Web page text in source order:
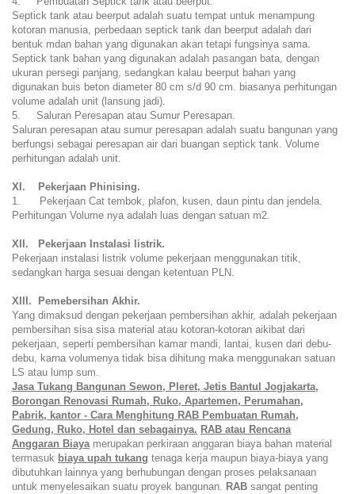
Septick tank atau beerput adalah suatu tempat untuk menampung
kotoran manusia, perbedaan septick tank dan beerput adalah dari
bentuk mdan bahan yang digunakan akan tetapi fungsinya sama.
Septick tank bahan yang digunakan adalah pasangan bata, dengan
ukuran persegi panjang, sedangkan kalau beerput bahan yang
digunakan buis beton diameter 80 cm s/d 90 cm. biasanya perhitungan
volume adalah unit (lansung jadi).
5. Saluran Peresapan atau Sumur Peresapan.
Saluran peresapan atau sumur peresapan adalah suatu bangunan yang
berfungsi sebagai peresapan air dari buangan septick tank. Volume
perhitungan adalah unit.
XI. Pekerjaan Phinising.
1. Pekerjaan Cat tembok, plafon, kusen, daun pintu dan jendela.
Perhitungan Volume nya adalah luas dengan satuan m2.
XII. Pekerjaan Instalasi listrik.
Pekerjaan instalasi listrik volume pekerjaan menggunakan titik,
sedangkan harga sesuai dengan ketentuan PLN.
XIII. Pemebersihan Akhir.
Yang dimaksud dengan pekerjaan pembersihan akhir, adalah pekerjaan
pembersihan sisa sisa material atau kotoran-kotoran aikibat dari
pekerjaan, seperti pembersihan kamar mandi, lantai, kusen dari debu-
debu, karna volumenya tidak bisa dihitung maka menggunakan satuan
LS atau lump sum.
Jasa Tukang Bangunan Sewon, Pleret, Jetis Bantul Jogjakarta,
Borongan Renovasi Rumah, Ruko, Apartemen, Perumahan,
Pabrik, kantor - Cara Menghitung RAB Pembuatan Rumah,
Gedung, Ruko, Hotel dan sebagainya. RAB atau Rencana
Anggaran Biayamerupakan perkiraan anggaran biaya bahan material
termasuk biaya upah tukang tenaga kerja maupun biaya-biaya yang
dibutuhkan lainnya yang berhubungan dengan proses pelaksanaan
untuk menyelesaikan suatu proyek bangunan. RAB sangat penting